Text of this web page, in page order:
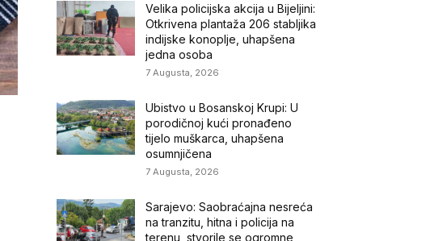
Velika policijska akcija u Bijeljini:
Otkrivena plantaža 206 stabljika
indijske konoplje, uhapšena
jedna osoba
7 Augusta, 2026
Ubistvo u Bosanskoj Krupi: U
porodičnoj kući pronađeno
tijelo muškarca, uhapšena
osumnjičena
7 Augusta, 2026
Sarajevo: Saobraćajna nesreća
na tranzitu, hitna i policija na
terenu, stvorile se ogromne